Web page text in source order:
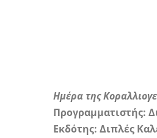
Ημέρα της
Προγραμματιστής:
Εκδότης: Διπλές